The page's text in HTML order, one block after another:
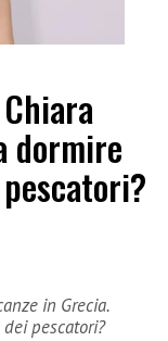
dormire
in Grecia.
pescatori?